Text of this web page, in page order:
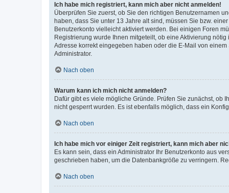
Ich habe mich registriert, kann mich aber nicht anmelden!
Überprüfen Sie zuerst, ob Sie den richtigen Benutzernamen
haben, dass Sie unter 13 Jahre alt sind, müssen Sie bzw.
Benutzerkonto vielleicht aktiviert werden. Bei einigen Foren
Registrierung wurde Ihnen mitgeteilt, ob eine Aktivierung
Adresse korrekt eingegeben haben oder die E-Mail von
Administrator.
Nach oben
Warum kann ich mich nicht anmelden?
Dafür gibt es viele mögliche Gründe. Prüfen Sie zunächst, ob
nicht gesperrt wurden. Es ist ebenfalls möglich, dass ein
Nach oben
Ich habe mich vor einiger Zeit registriert, kann mich aber
Es kann sein, dass ein Administrator Ihr Benutzerkonto aus
geschrieben haben, um die Datenbankgröße zu verringern.
Nach oben